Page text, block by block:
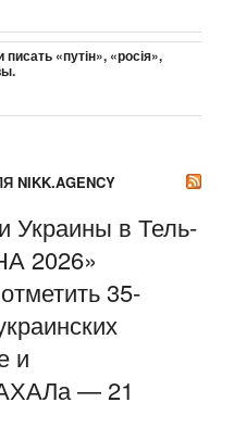
«путін», «росія»,
Украины в Тель-
2026»
35-
и
— 21